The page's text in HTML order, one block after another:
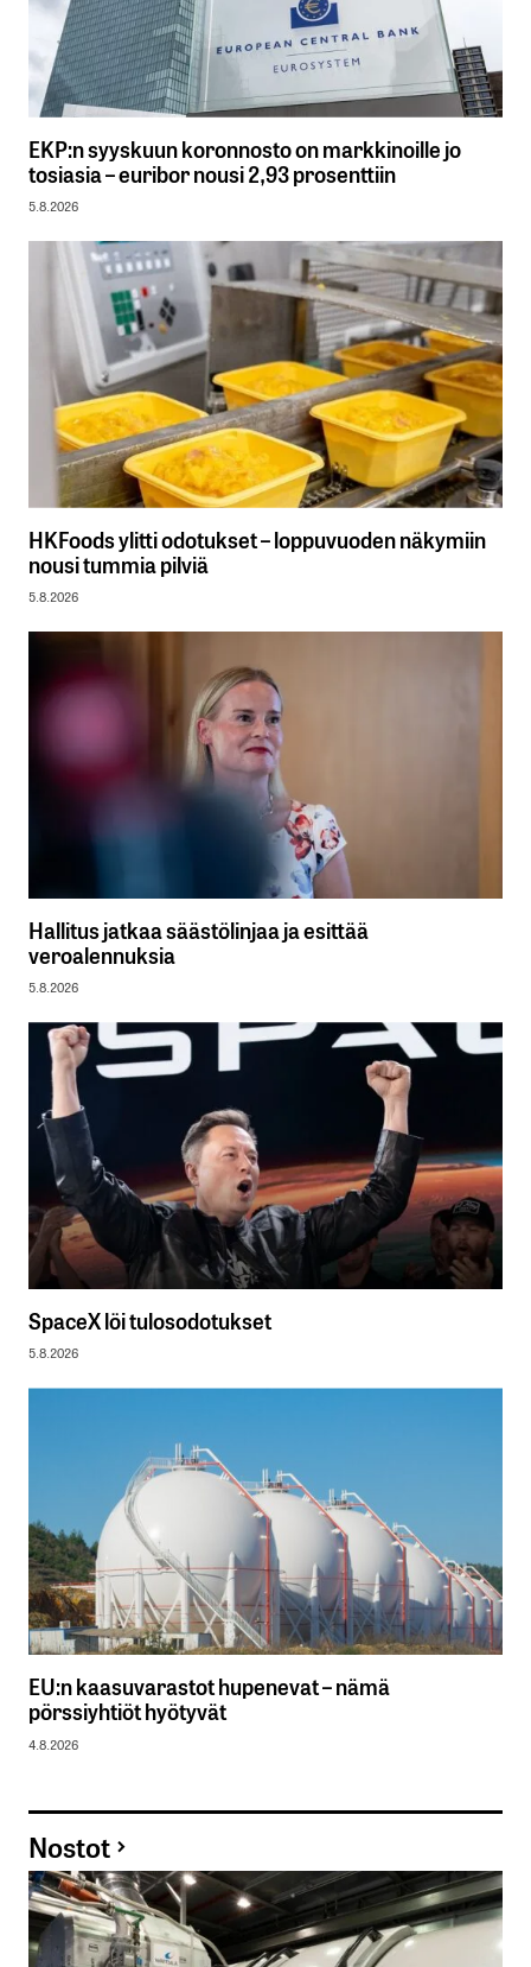
EKP:n syyskuun koronnosto on markkinoille jo
tosiasia – euribor nousi 2,93 prosenttiin
5.8.2026
HKFoods ylitti odotukset – loppuvuoden näkymiin
nousi tummia pilviä
5.8.2026
Hallitus jatkaa säästölinjaa ja esittää
veroalennuksia
5.8.2026
SpaceX löi tulosodotukset
5.8.2026
EU:n kaasuvarastot hupenevat – nämä
pörssiyhtiöt hyötyvät
4.8.2026
Nostot